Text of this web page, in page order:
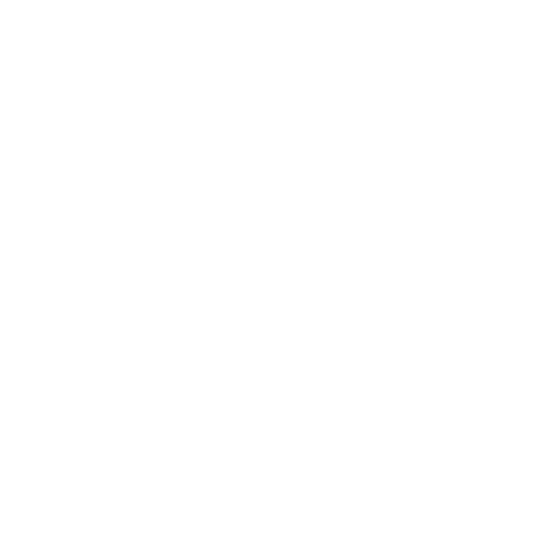
y limpiarse de adelante
alcohol cetílico, cera alba,